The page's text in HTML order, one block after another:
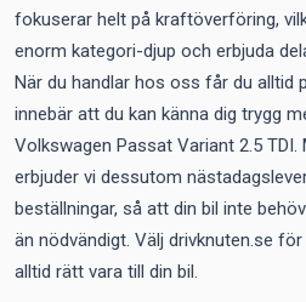
fokuserar helt på kraftöverföring,
enorm kategori-djup och erbjuda
När du handlar hos oss får du alltid
innebär att du kan känna dig trygg
Volkswagen Passat Variant 2.5
erbjuder vi dessutom
beställningar, så att din bil inte
än nödvändigt. Välj drivknuten.se
alltid rätt vara till din bil.